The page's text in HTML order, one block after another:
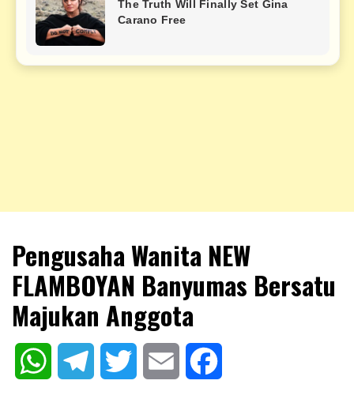
NKRIPOST
Pengusaha Wanita NEW
FLAMBOYAN Banyumas Bersatu
Majukan Anggota
WhatsAppTelegram Twitter Email